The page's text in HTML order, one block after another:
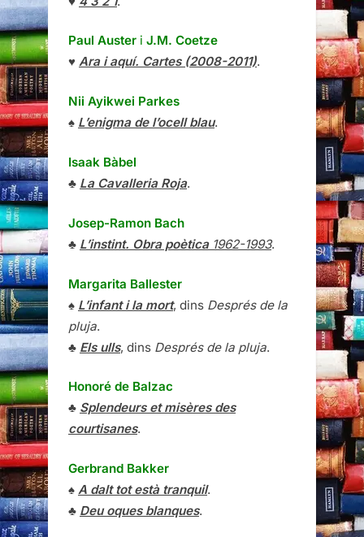
Paul Auster i J.M. Coetze
♥ Ara i aquí. Cartes (2008-2011).
Nii Ayikwei Parkes
♠ L’enigma de l’ocell blau.
Isaak Bàbel
♣ La Cavalleria Roja.
Josep-Ramon Bach
♣ L’instint. Obra poètica1962-1993.
Margarita Ballester
♠ L’infant i la mort, dins Després de la
pluja.
♣ Els ulls, dins Després de la pluja.
Honoré de Balzac
♣ Splendeurs et misères des
courtisanes.
Gerbrand Bakker
♠ A dalt tot està tranquil.
♣ Deu oques blanques.